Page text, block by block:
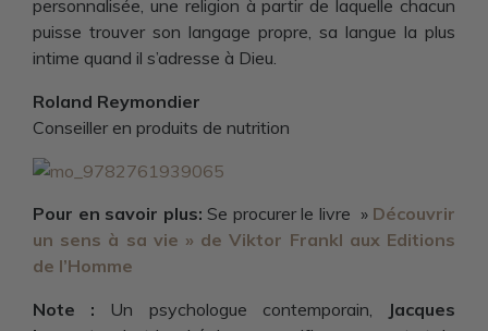
personnalisée, une religion à partir de laquelle chacun
puisse trouver son langage propre, sa langue la plus
intime quand il s’adresse à Dieu.
Roland Reymondier
Conseiller en produits de nutrition
Pour en savoir plus: Se procurer le livre » Découvrir
un sens à sa vie » de Viktor Frankl aux Editions
de l’Homme
Note : Un psychologue contemporain,
Jacques